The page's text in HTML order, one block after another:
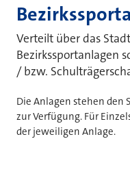
Verteilt über das
Bezirkssportanlagen
/ bzw.
Die Anlagen stehen den
zur Verfügung. Für
der jeweiligen Anlage.